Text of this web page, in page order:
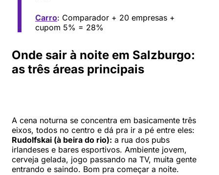
Carro: Comparador + 20 empresas +
cupom 5% = 28%
Onde sair à noite em Salzburgo:
as três áreas principais
A cena noturna se concentra em basicamente três
eixos, todos no centro e dá pra ir a pé entre eles:
Rudolfskai (à beira do rio): a rua dos pubs
irlandeses e bares esportivos. Ambiente jovem,
cerveja gelada, jogo passando na TV, muita gente
entrando e saindo. Bom pra começar a noite.